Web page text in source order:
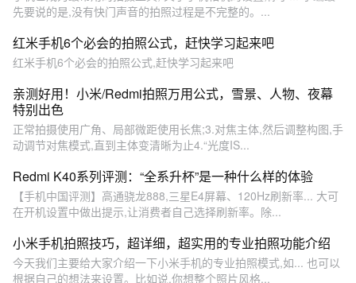
先要说的是,没有快门声音的拍照过程是不完整的。...
红米手机6个必会的拍照公式，赶快学习起来吧
红米手机6个必会的拍照公式,赶快学习起来吧
亲测好用！小米/Redmi拍照万用公式，雪景、人物、夜幕
特别出色
正常拍摄使用广角、局部微距使用长焦;3.对焦主体,然后调整构图,手
动调节对焦模式,直到主体变清晰为止4.“光度IS...
Redmi K40系列评测：“全系升杯”是一种什么样的体验
【手机中国评测】高通骁龙888,三星E4屏幕、120Hz刷新率... 大可
在开机设置中做出提示,让消费者自己选择刷新率。除...
小米手机拍照技巧，超详细，超实用的专业拍照功能介绍
今天我们主要给大家介绍一下小米手机的专业拍照模式,如... 也可以
根据自己的想法来设置。比如说,你想整个照片风格...